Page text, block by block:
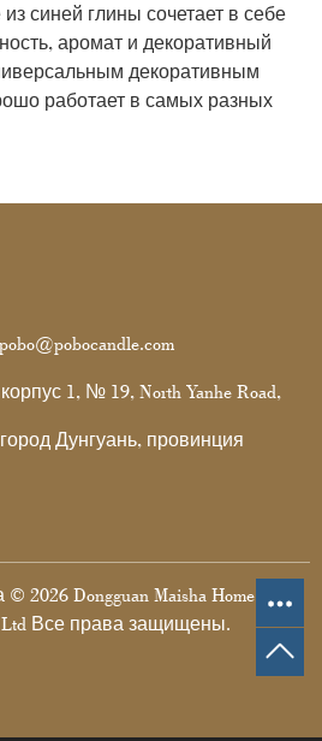
синей глины сочетает в себе
аромат и декоративный
декоративным
работает в самых разных
1, № 19, North Yanhe Road,
Дунгуань, провинция
2026 Dongguan Maisha Home
Ltd Все права защищены.